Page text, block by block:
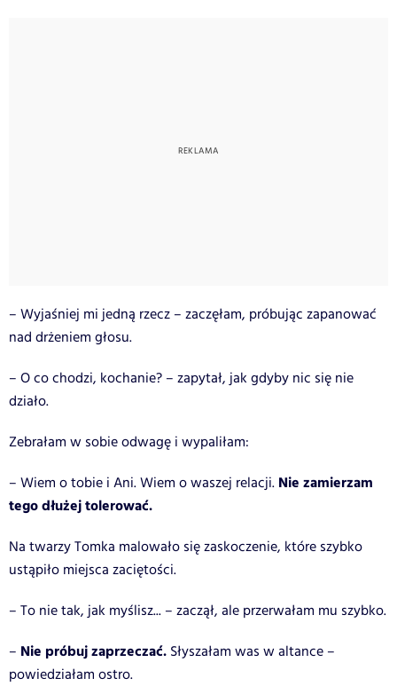
– Wyjaśniej mi jedną rzecz – zaczęłam, próbując zapanować
nad drżeniem głosu.
– O co chodzi, kochanie? – zapytał, jak gdyby nic się nie
działo.
Zebrałam w sobie odwagę i wypaliłam:
– Wiem o tobie i Ani. Wiem o waszej relacji. Nie zamierzam
tego dłużej tolerować.
Na twarzy Tomka malowało się zaskoczenie, które szybko
ustąpiło miejsca zaciętości.
– To nie tak, jak myślisz... – zaczął, ale przerwałam mu szybko.
– Nie próbuj zaprzeczać. Słyszałam was w altance –
powiedziałam ostro.